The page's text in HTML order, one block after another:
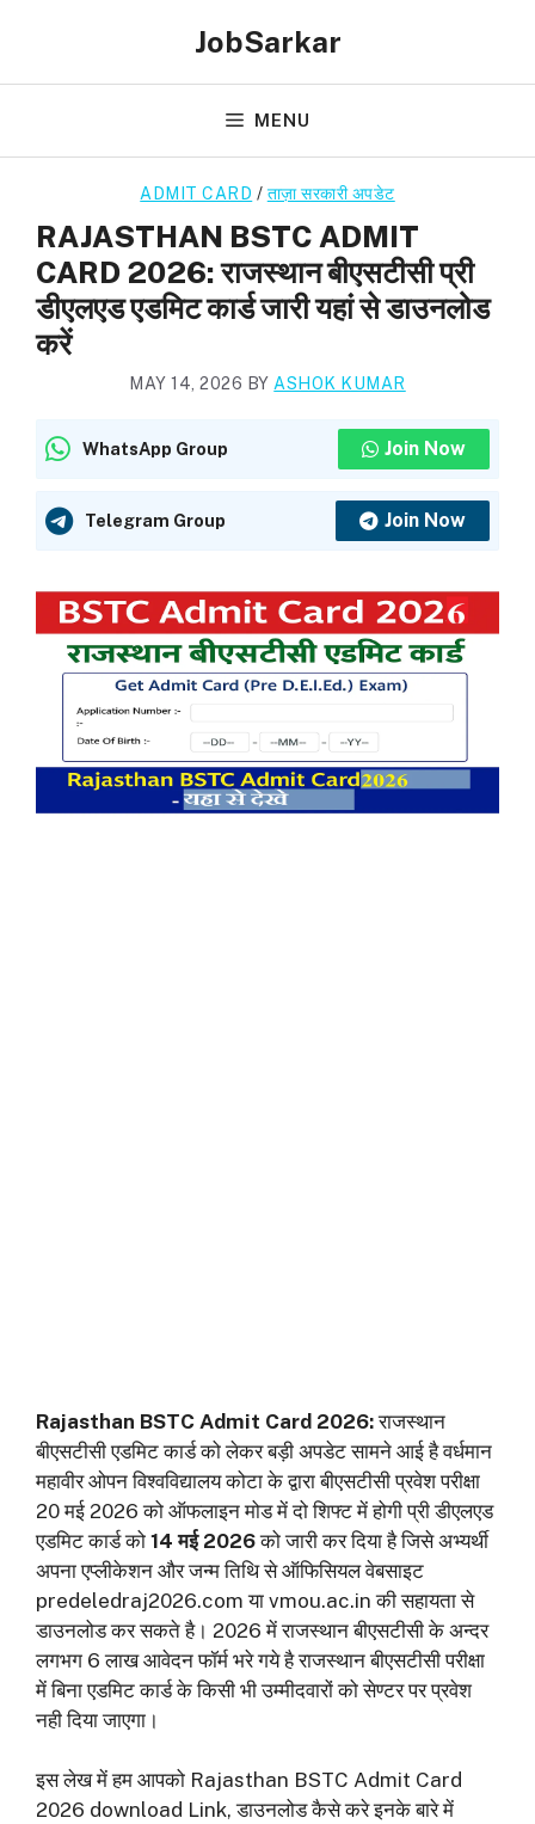
JobSarkar
MENU
ADMIT CARD / ताज़ा सरकारी अपडेट
RAJASTHAN BSTC ADMIT
CARD 2026: राजस्थान बीएसटीसी प्री
डीएलएड एडमिट कार्ड जारी यहां से डाउनलोड
करें
MAY 14, 2026 BY ASHOK KUMAR
WhatsApp Group Join Now
Telegram Group Join Now
Rajasthan BSTC Admit Card 2026:राजस्थान
बीएसटीसी एडमिट कार्ड को लेकर बड़ी अपडेट सामने आई है वर्धमान
महावीर ओपन विश्वविद्यालय कोटा के द्वारा बीएसटीसी प्रवेश परीक्षा
20 मई 2026 को ऑफलाइन मोड में दो शिफ्ट में होगी प्री डीएलएड
एडमिट कार्ड को 14 मई 2026को जारी कर दिया है जिसे अभ्यर्थी
अपना एप्लीकेशन और जन्म तिथि से ऑफिसियल वेबसाइट
predeledraj2026.com या vmou.ac.in की सहायता से
डाउनलोड कर सकते है। 2026 में राजस्थान बीएसटीसी के अन्दर
लगभग 6 लाख आवेदन फॉर्म भरे गये है राजस्थान बीएसटीसी परीक्षा
में बिना एडमिट कार्ड के किसी भी उम्मीदवारों को सेण्टर पर प्रवेश
नही दिया जाएगा।
इस लेख में हम आपको Rajasthan BSTC Admit Card
2026 download Link, डाउनलोड कैसे करे इनके बारे में